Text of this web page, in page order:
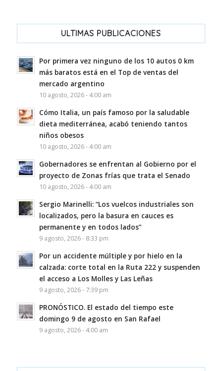
ULTIMAS PUBLICACIONES
Por primera vez ninguno de los 10 autos 0 km
más baratos está en el Top de ventas del
mercado argentino
10 agosto, 2026 - 4:00 am
Cómo Italia, un país famoso por la saludable
dieta mediterránea, acabó teniendo tantos
niños obesos
10 agosto, 2026 - 4:00 am
Gobernadores se enfrentan al Gobierno por el
proyecto de Zonas frías que trata el Senado
10 agosto, 2026 - 4:00 am
Sergio Marinelli: “Los vuelcos industriales son
localizados, pero la basura en cauces es
permanente y en todos lados”
9 agosto, 2026 - 8:33 pm
Por un accidente múltiple y por hielo en la
calzada: corte total en la Ruta 222 y suspenden
el acceso a Los Molles y Las Leñas
9 agosto, 2026 - 7:39 pm
PRONÓSTICO. El estado del tiempo este
domingo 9 de agosto en San Rafael
9 agosto, 2026 - 4:00 am